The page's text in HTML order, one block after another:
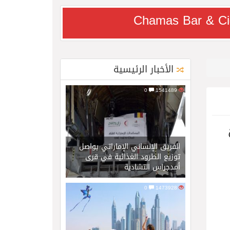
Chamas Bar &
الأخبار الرئيسية
1541489
الفريق الإنساني الإماراتي يواصل
توزيع الطرود الغذائية في قرى
أمدجراس التشادية
1473928